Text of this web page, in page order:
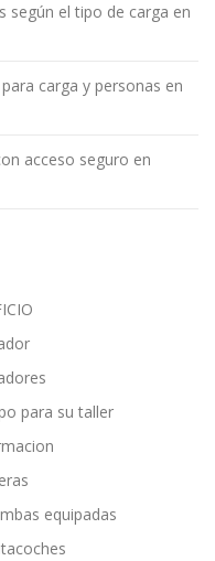
según el tipo de carga en
carga y personas en
acceso seguro en
para su taller
equipadas